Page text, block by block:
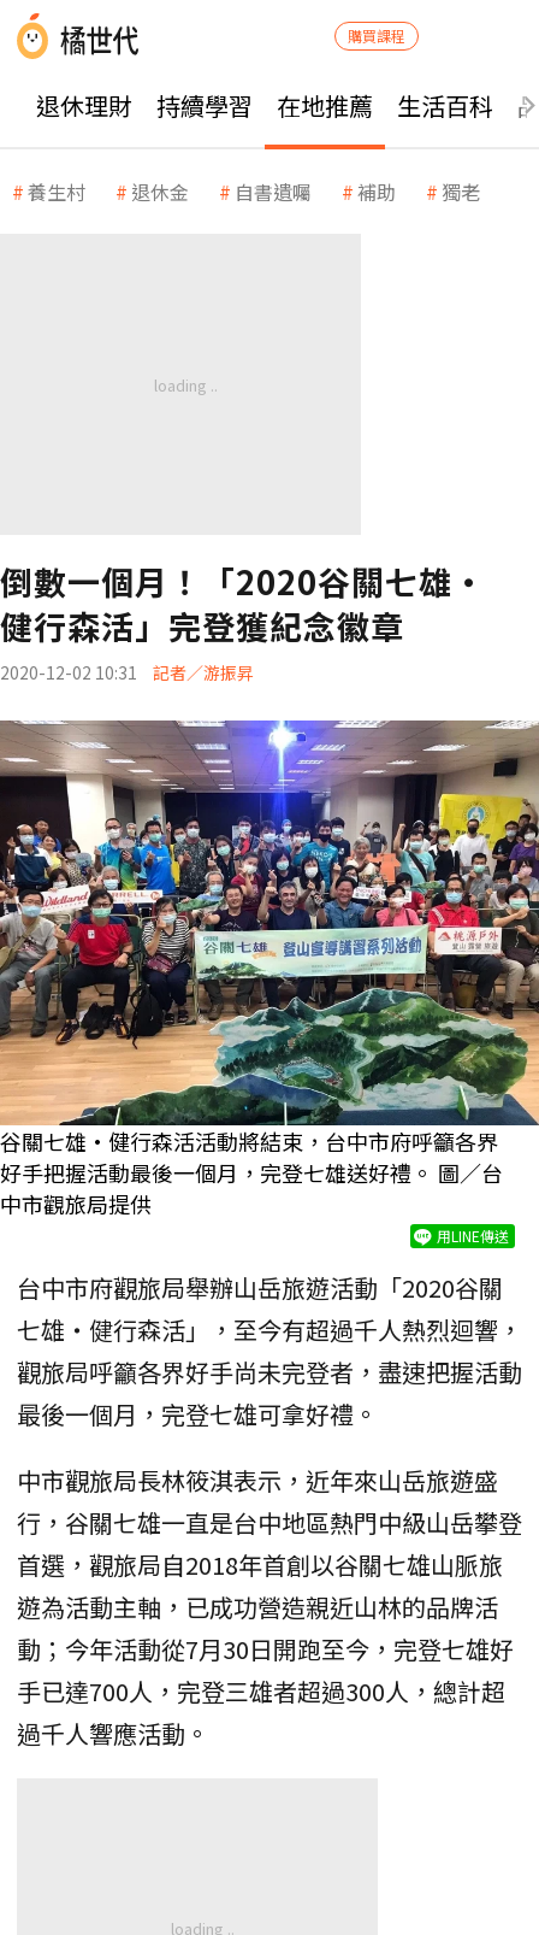
購買課程
退休理財 持續學習 在地推薦 生活百科
養生村 退休金 自書遺囑 補助 獨老
倒數一個月！「2020谷關七雄‧
健行森活」完登獲紀念徽章
2020-12-02 10:31 記者／游振昇
谷關七雄·健行森活活動將結束，台中市府呼籲各界
好手把握活動最後一個月，完登七雄送好禮。 圖／台
中市觀旅局提供
用LINE傳送
台中市府觀旅局舉辦山岳旅遊活動「2020谷關
七雄‧健行森活」，至今有超過千人熱烈迴響，
觀旅局呼籲各界好手尚未完登者，盡速把握活動
最後一個月，完登七雄可拿好禮。
中市觀旅局長林筱淇表示，近年來山岳旅遊盛
行，谷關七雄一直是台中地區熱門中級山岳攀登
首選，觀旅局自2018年首創以谷關七雄山脈旅
遊為活動主軸，已成功營造親近山林的品牌活
動；今年活動從7月30日開跑至今，完登七雄好
手已達700人，完登三雄者超過300人，總計超
過千人響應活動。